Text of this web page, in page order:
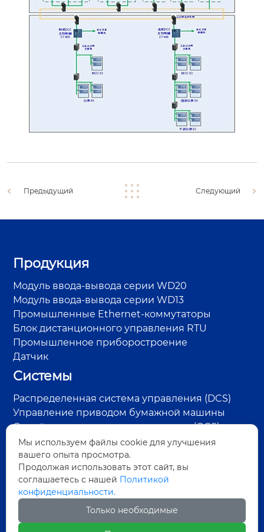
Предыдущий Следующий
Продукция
Модуль ввода-вывода серии WD20
Модуль ввода-вывода серии WD13
Промышленные Ethernet-коммутаторы
Блок дистанционного управления RTU
Промышленное приборостроение
Датчик
Системы
Распределенная система управления (DCS)
Управление приводом бумажной машины
Онлайн-система контроля качества (QCS)
Система управления RTU на нефтепромысле
Система контроля пара и конденсата
Система обнаружения дефектов поверхности
Система управления энергосбережением
Адрес:
улица Чжунмянь, район Юсянь, город Мяньян,
Мы используем файлы cookie для улучшения
вашего опыта просмотра.
Продолжая использовать этот сайт, вы
соглашаетесь с нашей Политикой
конфиденциальности.
Только необходимые